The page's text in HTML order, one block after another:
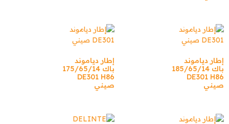
إطار دياموند
باك 185/65/14
DE301 H86
صيني
إطار دياموند
باك 175/65/14
DE301 H86
صيني